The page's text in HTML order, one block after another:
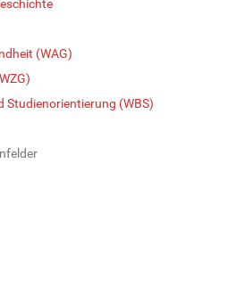
(WAG)
(WBS)